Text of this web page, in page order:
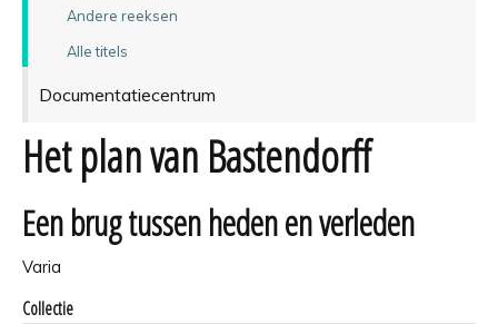
Andere reeksen
Alle titels
Documentatiecentrum
Het plan van Bastendorff
Een brug tussen heden en verleden
Varia
Collectie